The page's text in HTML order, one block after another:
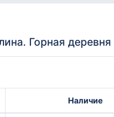
Горная деревня
Наличие